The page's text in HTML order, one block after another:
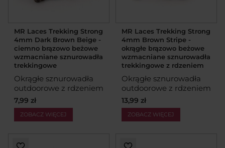
MR Laces Trekking Strong
4mm Dark Brown Beige -
ciemno brązowo beżowe
wzmacniane sznurowadła
trekkingowe
Okrągłe sznurowadła
outdoorowe z rdzeniem
7,99 zł
ZOBACZ WIĘCEJ
MR Laces Trekking Strong
4mm Brown Stripe -
okrągłe brązowo beżowe
wzmacniane sznurowadła
trekkingowe z rdzeniem
Okrągłe sznurowadła
outdoorowe z rdzeniem
13,99 zł
ZOBACZ WIĘCEJ